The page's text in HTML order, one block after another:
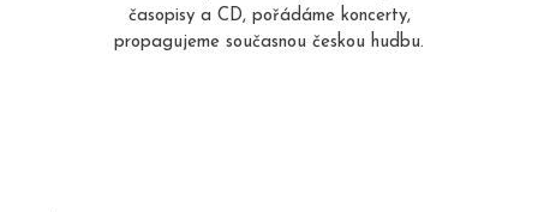
časopisy a CD, pořádáme koncerty,
propagujeme současnou českou hudbu.